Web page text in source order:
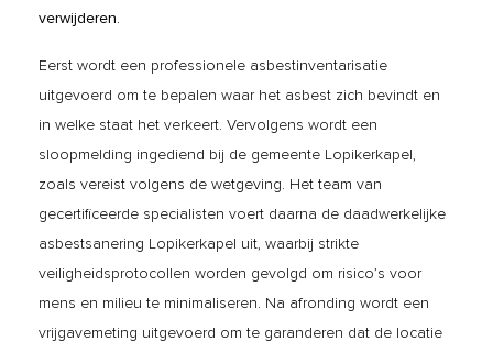
verwijderen.
Eerst wordt een professionele asbestinventarisatie
uitgevoerd om te bepalen waar het asbest zich bevindt en
in welke staat het verkeert. Vervolgens wordt een
sloopmelding ingediend bij de gemeente Lopikerkapel,
zoals vereist volgens de wetgeving. Het team van
gecertificeerde specialisten voert daarna de daadwerkelijke
asbestsanering Lopikerkapel uit, waarbij strikte
veiligheidsprotocollen worden gevolgd om risico’s voor
mens en milieu te minimaliseren. Na afronding wordt een
vrijgavemeting uitgevoerd om te garanderen dat de locatie